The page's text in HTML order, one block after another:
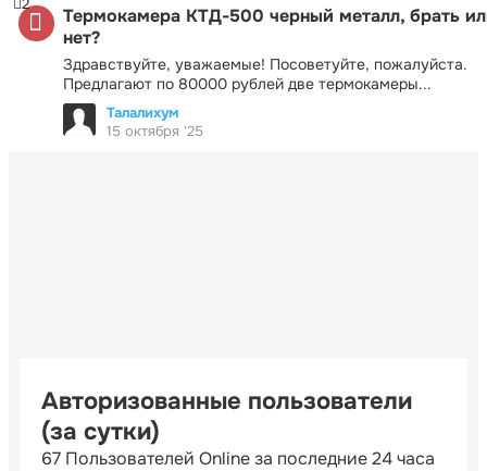
Термокамера КТД-500 черный металл, брать
нет?
Здравствуйте, уважаемые! Посоветуйте, пожалуйста.
Предлагают по 80000 рублей две термокамеры...
2
Талалихум
15 октября '25
Авторизованные пользователи
(за сутки)
67 Пользователей Online за последние 24 часа